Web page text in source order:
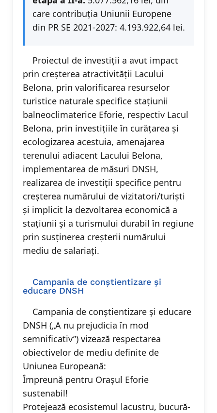
care contribuția Uniunii Europene
din PR SE 2021-2027: 4.193.922,64 lei.
Proiectul de investiții a avut impact
prin creșterea atractivității Lacului
Belona, prin valorificarea resurselor
turistice naturale specifice stațiunii
balneoclimaterice Eforie, respectiv Lacul
Belona, prin investițiile în curățarea și
ecologizarea acestuia, amenajarea
terenului adiacent Lacului Belona,
implementarea de măsuri DNSH,
realizarea de investiții specifice pentru
creșterea numărului de vizitatori/turiști
și implicit la dezvoltarea economică a
stațiunii și a turismului durabil în regiune
prin susținerea creșterii numărului
mediu de salariați.
Campania de conștientizare și
educare DNSH
Campania de conștientizare și educare
DNSH („A nu prejudicia în mod
semnificativ”) vizează respectarea
obiectivelor de mediu definite de
Uniunea Europeană:
Împreună pentru Orașul Eforie
sustenabil!
Protejează ecosistemul lacustru, bucură-